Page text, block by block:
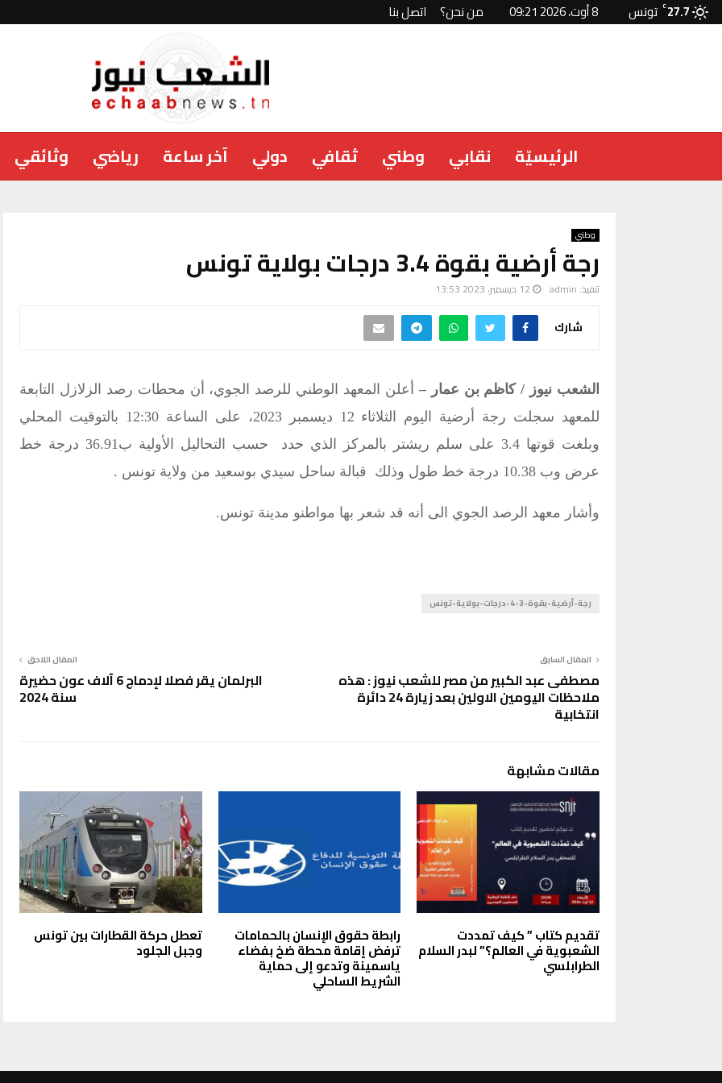
27.7
C تونس 8 أوت، 2026 09:21 من نحن؟ اتصل بنا
الرئيسيّة نقابي وطني ثقافي دولي آخر ساعة رياضي وثائقي
وطني
رجة أرضية بقوة 3.4 درجات بولاية تونس
تنفيذ: admin 12 ديسمبر، 2023 13:53
شارك
الشعب نيوز / كاظم بن عمار –
أعلن المعهد الوطني للرصد الجوي، أن محطات رصد الزلازل التابعة
للمعهد سجلت رجة أرضية اليوم الثلاثاء 12 ديسمبر 2023، على الساعة 12:30 بالتوقيت المحلي
وبلغت قوتها 3.4 على سلم ريشتر بالمركز الذي حدد حسب التحاليل الأولية ب36.91 درجة خط
عرض وب 10.38 درجة خط طول وذلك قبالة ساحل سيدي بوسعيد من ولاية تونس .
وأشار معهد الرصد الجوي الى أنه قد شعر بها مواطنو مدينة تونس.
رجة-أرضية-بقوة-3-4-درجات-بولاية-تونس
المقال السابق
مصطفى عبد الكبير من مصر للشعب نيوز : هذه
ملاحظات اليومين الاولين بعد زيارة 24 دائرة
انتخابية
المقال اللاحق
البرلمان يقر فصلا لإدماج 6 آلاف عون حضيرة
سنة 2024
مقالات مشابهة
تقديم كتاب ” كيف تمددت
الشعبوية في العالم؟” لبدر السلام
الطرابلسي
رابطة حقوق الإنسان بالحمامات
ترفض إقامة محطة ضخ بفضاء
ياسمينة وتدعو إلى حماية
الشريط الساحلي
تعطل حركة القطارات بين تونس
وجبل الجلود